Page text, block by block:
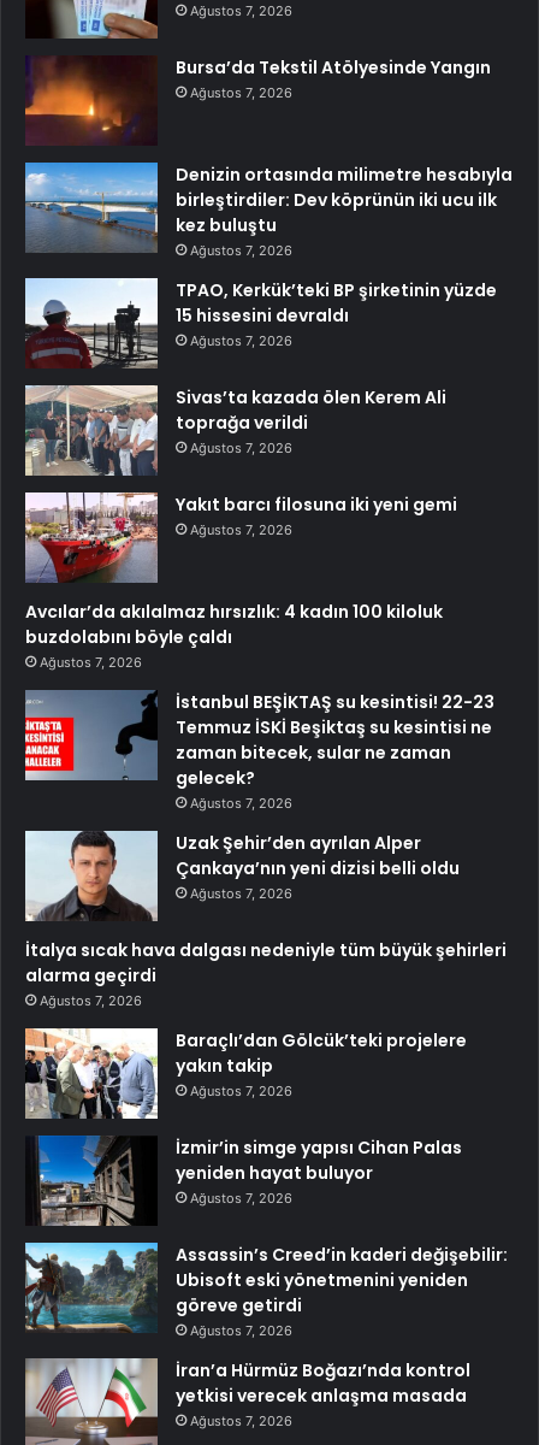
Ağustos 7, 2026
Bursa’da Tekstil Atölyesinde Yangın
Ağustos 7, 2026
Denizin ortasında milimetre hesabıyla
birleştirdiler: Dev köprünün iki ucu ilk
kez buluştu
Ağustos 7, 2026
TPAO, Kerkük’teki BP şirketinin yüzde
15 hissesini devraldı
Ağustos 7, 2026
Sivas’ta kazada ölen Kerem Ali
toprağa verildi
Ağustos 7, 2026
Yakıt barcı filosuna iki yeni gemi
Ağustos 7, 2026
Avcılar’da akılalmaz hırsızlık: 4 kadın 100 kiloluk
buzdolabını böyle çaldı
Ağustos 7, 2026
İstanbul BEŞİKTAŞ su kesintisi! 22-23
Temmuz İSKİ Beşiktaş su kesintisi ne
zaman bitecek, sular ne zaman
gelecek?
Ağustos 7, 2026
Uzak Şehir’den ayrılan Alper
Çankaya’nın yeni dizisi belli oldu
Ağustos 7, 2026
İtalya sıcak hava dalgası nedeniyle tüm büyük şehirleri
alarma geçirdi
Ağustos 7, 2026
Baraçlı’dan Gölcük’teki projelere
yakın takip
Ağustos 7, 2026
İzmir’in simge yapısı Cihan Palas
yeniden hayat buluyor
Ağustos 7, 2026
Assassin’s Creed’in kaderi değişebilir:
Ubisoft eski yönetmenini yeniden
göreve getirdi
Ağustos 7, 2026
İran’a Hürmüz Boğazı’nda kontrol
yetkisi verecek anlaşma masada
Ağustos 7, 2026